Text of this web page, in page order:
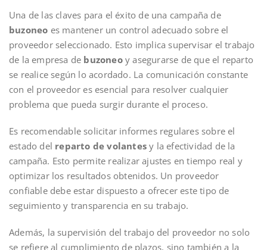
Una de las claves para el éxito de una campaña de
buzoneo es mantener un control adecuado sobre el
proveedor seleccionado. Esto implica supervisar el trabajo
de la empresa de buzoneoy asegurarse de que el reparto
se realice según lo acordado. La comunicación constante
con el proveedor es esencial para resolver cualquier
problema que pueda surgir durante el proceso.
Es recomendable solicitar informes regulares sobre el
estado del reparto de volantes y la efectividad de la
campaña. Esto permite realizar ajustes en tiempo real y
optimizar los resultados obtenidos. Un proveedor
confiable debe estar dispuesto a ofrecer este tipo de
seguimiento y transparencia en su trabajo.
Además, la supervisión del trabajo del proveedor no solo
se refiere al cumplimiento de plazos, sino también a la